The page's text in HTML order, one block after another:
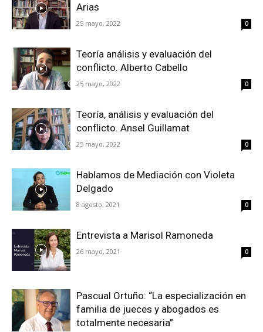
Arias
25 mayo, 2022 0
Teoría análisis y evaluación del
conflicto. Alberto Cabello
25 mayo, 2022 0
Teoría, análisis y evaluación del
conflicto. Ansel Guillamat
25 mayo, 2022 0
Hablamos de Mediación con Violeta
Delgado
8 agosto, 2021 0
Entrevista a Marisol Ramoneda
26 mayo, 2021 0
Pascual Ortuño: “La especialización en
familia de jueces y abogados es
totalmente necesaria”